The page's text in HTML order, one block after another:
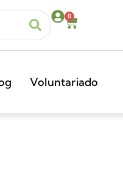
0
Voluntariado